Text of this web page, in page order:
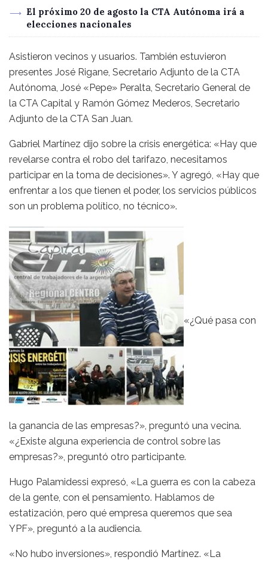
El próximo 20 de agosto la CTA Autónoma irá a
elecciones nacionales
Asistieron vecinos y usuarios. También estuvieron
presentes José Rigane, Secretario Adjunto de la CTA
Autónoma, José «Pepe» Peralta, Secretario General de
la CTA Capital y Ramón Gómez Mederos, Secretario
Adjunto de la CTA San Juan.
Gabriel Martínez dijo sobre la crisis energética: «Hay que
revelarse contra el robo del tarifazo, necesitamos
participar en la toma de decisiones». Y agregó, «Hay que
enfrentar a los que tienen el poder, los servicios públicos
son un problema político, no técnico».
«¿Qué pasa con
la ganancia de las empresas?», preguntó una vecina.
«¿Existe alguna experiencia de control sobre las
empresas?», preguntó otro participante.
Hugo Palamidessi expresó, «La guerra es con la cabeza
de la gente, con el pensamiento. Hablamos de
estatización, pero qué empresa queremos que sea
YPF», preguntó a la audiencia.
«No hubo inversiones», respondió Martínez. «La